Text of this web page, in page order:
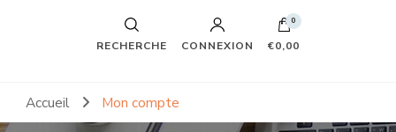
RECHERCHE CONNEXION
0
€0,00
Accueil Mon compte